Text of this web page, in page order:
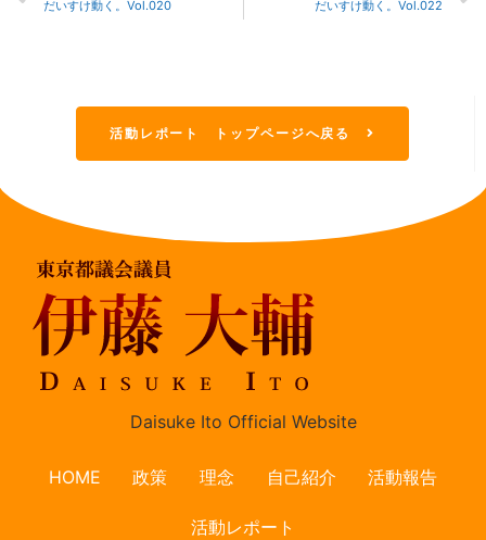
だいすけ動く。Vol.020 だいすけ動く。Vol.022
活動レポート トップページへ戻る
Daisuke Ito Official Website
HOME 政策 理念 自己紹介 活動報告
活動レポート